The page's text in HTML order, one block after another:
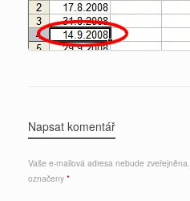
Napsat komentář
Vaše e-mailová adresa nebude zveřejněna.
označeny *